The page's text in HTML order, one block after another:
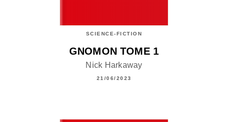
SCIENCE-FICTION
GNOMON TOME 1
Nick Harkaway
21/06/2023